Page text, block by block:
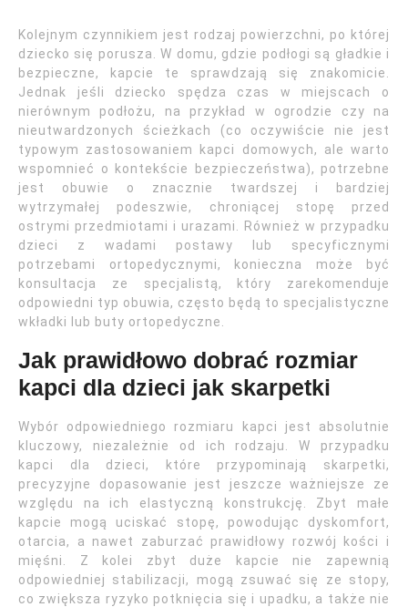
Kolejnym czynnikiem jest rodzaj powierzchni, po której
dziecko się porusza. W domu, gdzie podłogi są gładkie i
bezpieczne, kapcie te sprawdzają się znakomicie.
Jednak jeśli dziecko spędza czas w miejscach o
nierównym podłożu, na przykład w ogrodzie czy na
nieutwardzonych ścieżkach (co oczywiście nie jest
typowym zastosowaniem kapci domowych, ale warto
wspomnieć o kontekście bezpieczeństwa), potrzebne
jest obuwie o znacznie twardszej i bardziej
wytrzymałej podeszwie, chroniącej stopę przed
ostrymi przedmiotami i urazami. Również w przypadku
dzieci z wadami postawy lub specyficznymi
potrzebami ortopedycznymi, konieczna może być
konsultacja ze specjalistą, który zarekomenduje
odpowiedni typ obuwia, często będą to specjalistyczne
wkładki lub buty ortopedyczne.
Jak prawidłowo dobrać rozmiar
kapci dla dzieci jak skarpetki
Wybór odpowiedniego rozmiaru kapci jest absolutnie
kluczowy, niezależnie od ich rodzaju. W przypadku
kapci dla dzieci, które przypominają skarpetki,
precyzyjne dopasowanie jest jeszcze ważniejsze ze
względu na ich elastyczną konstrukcję. Zbyt małe
kapcie mogą uciskać stopę, powodując dyskomfort,
otarcia, a nawet zaburzać prawidłowy rozwój kości i
mięśni. Z kolei zbyt duże kapcie nie zapewnią
odpowiedniej stabilizacji, mogą zsuwać się ze stopy,
co zwiększa ryzyko potknięcia się i upadku, a także nie